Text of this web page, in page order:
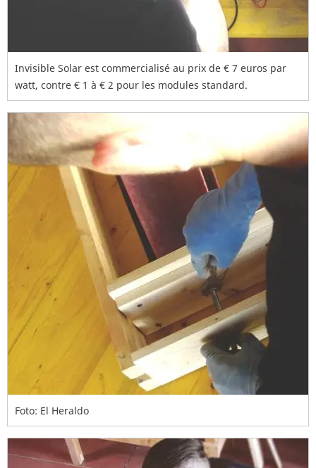
Invisible Solar est commercialisé au prix de € 7 euros par
watt, contre € 1 à € 2 pour les modules standard.
Foto: El Heraldo